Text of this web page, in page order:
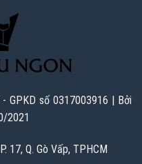
- GPKD số 0317003916 | Bởi
2021
17, Q. Gò Vấp, TPHCM